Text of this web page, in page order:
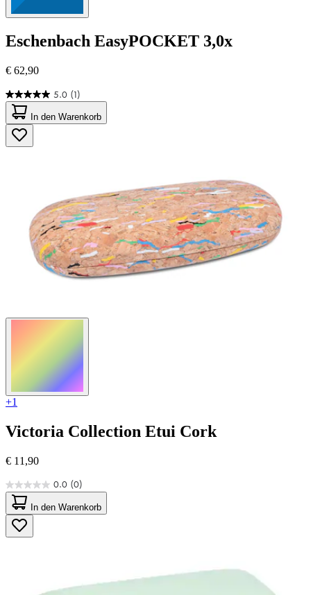
Eschenbach EasyPOCKET 3,0x
€ 62,90
5.0 (1)
5.0
von
5
Sternen.
1
In den Warenkorb
+1
Victoria Collection Etui Cork
€ 11,90
0.0 (0)
0.0
von
5
Sternen.
In den Warenkorb